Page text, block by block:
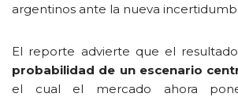
argentinos ante la nueva
El reporte advierte que el resultado
probabilidad de un escenario
el cual el mercado ahora